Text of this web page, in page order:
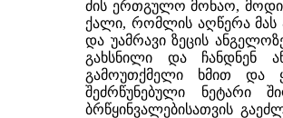
ძის ერთგულო მონაო,
ქალი, რომლის აღწერა მას
და უამრავი ზეცის
გახსნილი და ჩანდნენ
გამოუთქმელი ხმით და
შეძრწუნებული ნეტარი
ბრწყინვალებისათვის